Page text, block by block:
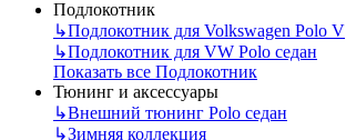
Подлокотник
↳Подлокотник для Volkswagen Polo V
↳Подлокотник для VW Polo седан
Показать все Подлокотник
Тюнинг и аксессуары
↳Внешний тюнинг Polo седан
↳Зимняя коллекция